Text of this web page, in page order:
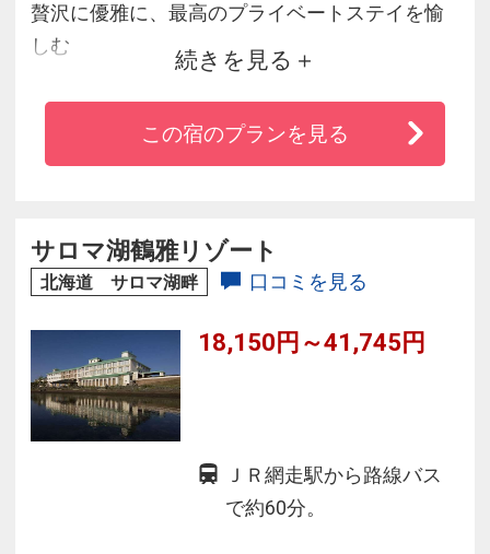
贅沢に優雅に、最高のプライベートステイを愉
しむ
「碧の座」は、鶴雅グループのエグゼクティブ
クラス「座」シリーズにおける最高峰の日本旅
プライベートな別荘として、憩いのひとときを
お過ごしください。
続きを見る
この宿のプランを見る
サロマ湖鶴雅リゾート
北海道 サロマ湖畔 口コミを見る
18,150円～41,745円
ＪＲ網走駅から路線バス
で約60分。